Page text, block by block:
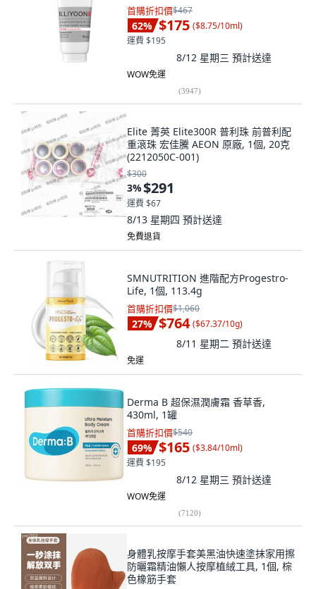
首購折扣價$467
62% $175 ($8.75/10ml)
運費 $195
8/12 星期三 預計送達
WOW免運
(3947)
Elite 菁英 Elite300R 普利珠 前普利配
重滾珠 宏佳騰 AEON 原廠, 1個, 20克
(2212050C-001)
$300
3%$291
運費 $67
8/13 星期四 預計送達
免費退貨
SMNUTRITION 進階配方Progestro-
Life, 1個, 113.4g
首購折扣價$1,060
27% $764 ($67.37/10g)
8/11 星期二 預計送達
免運
Derma B 超保濕潤膚霜 香草香,
430ml, 1罐
首購折扣價$540
69% $165 ($3.84/10ml)
運費 $195
8/12 星期三 預計送達
WOW免運
(7120)
身體乳按摩手套美黑油快速塗抹家用擦
防曬霜精油懶人按摩植絨工具, 1個, 棕
色橡筋手套